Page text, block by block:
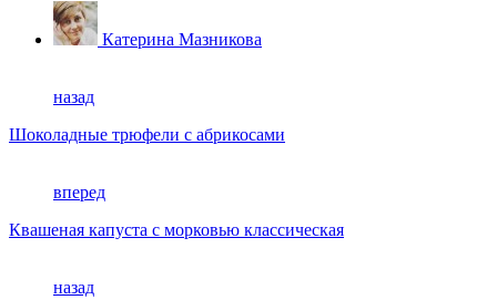
Катерина Мазникова
назад
Шоколадные трюфели с абрикосами
вперед
Квашеная капуста с морковью классическая
назад